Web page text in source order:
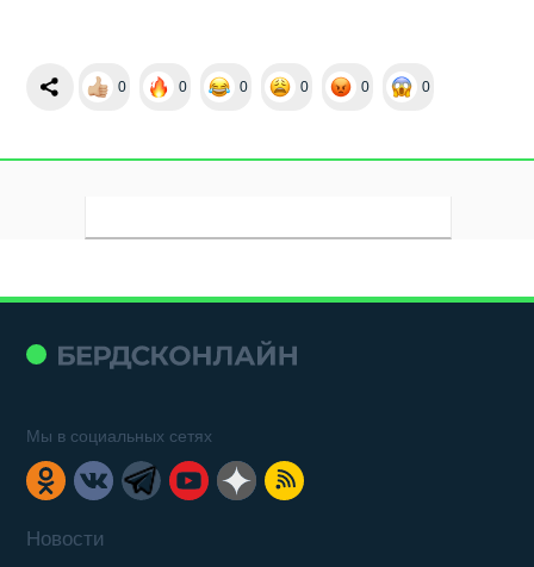
0 0 0 0 0 0
Новости
Мы в социальных сетях